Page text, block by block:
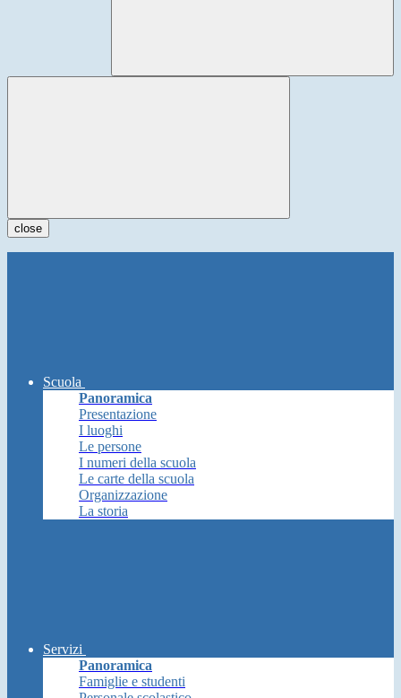
close
Scuola
Panoramica
Presentazione
I luoghi
Le persone
I numeri della scuola
Le carte della scuola
Organizzazione
La storia
Servizi
Panoramica
Famiglie e studenti